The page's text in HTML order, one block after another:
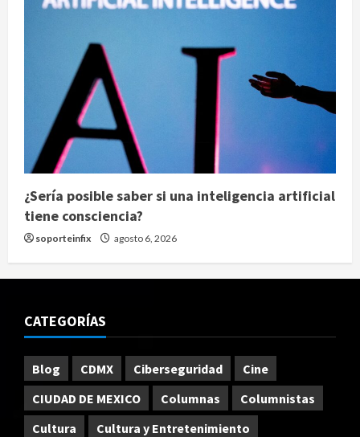
¿Sería posible saber si una inteligencia artificial
tiene consciencia?
soporteinfix agosto 6, 2026
CATEGORÍAS
Blog CDMX Ciberseguridad
Cine
CIUDAD DE MEXICO
Columnas
Columnistas
Cultura
Cultura y Entretenimiento